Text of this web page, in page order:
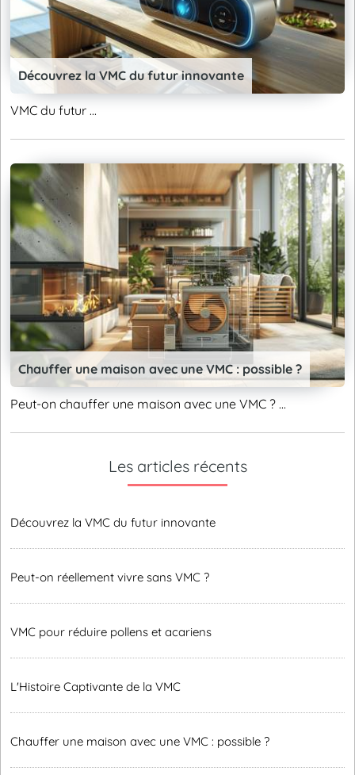
Découvrez la VMC du futur innovante
VMC du futur ...
Chauffer une maison avec une VMC : possible ?
Peut-on chauffer une maison avec une VMC ? ...
Les articles récents
Découvrez la VMC du futur innovante
Peut-on réellement vivre sans VMC ?
VMC pour réduire pollens et acariens
L'Histoire Captivante de la VMC
Chauffer une maison avec une VMC : possible ?